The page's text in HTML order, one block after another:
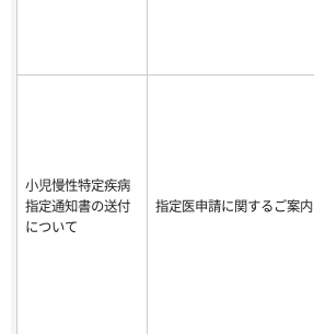
小児慢性特定疾病
指定通知書の送付
について
指定医申請に関するご案内